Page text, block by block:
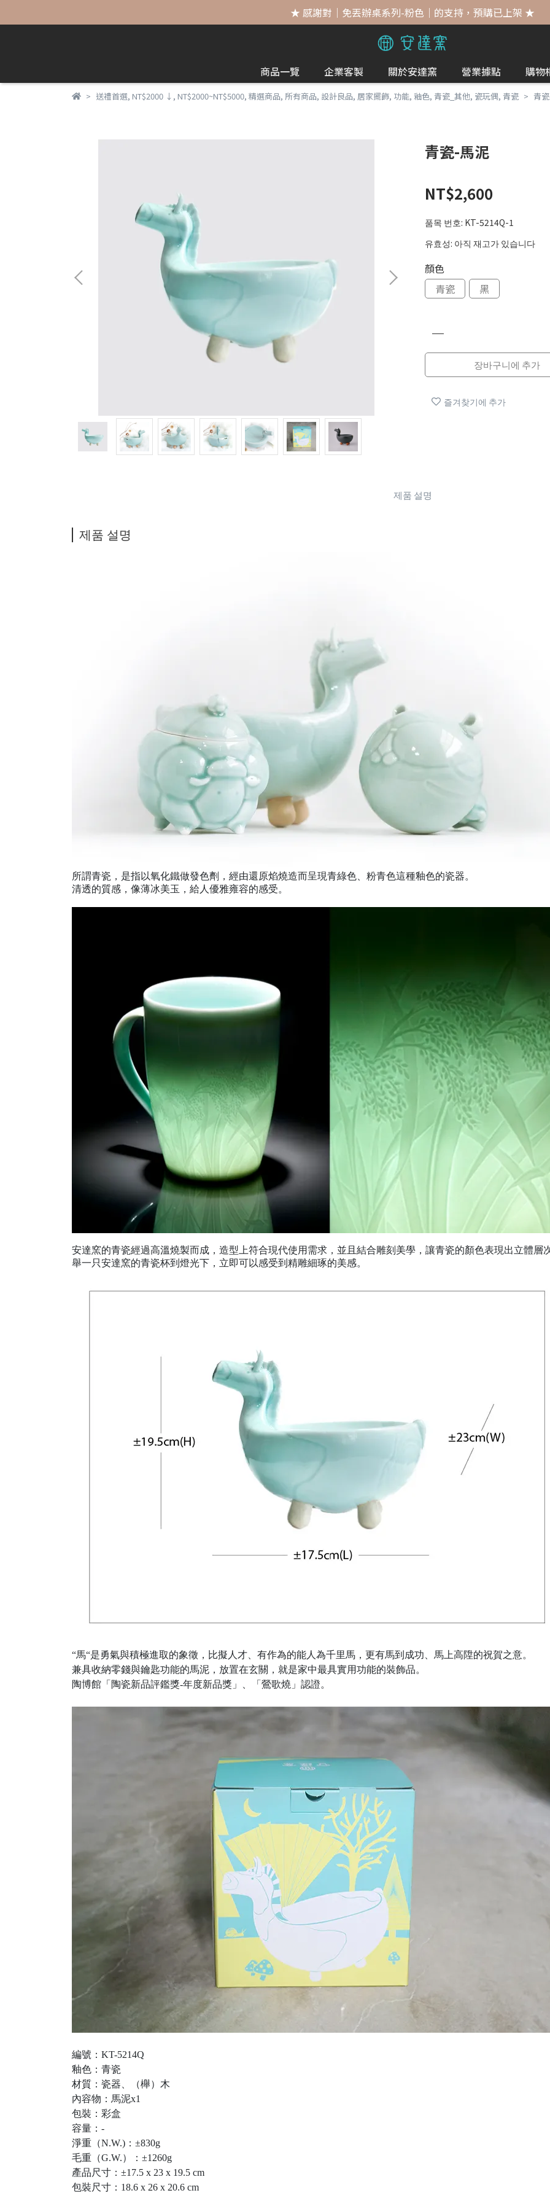
★ 感謝對｜免丟辦桌系列-粉色｜的支持，預購已上架 ★
商品一覽 企業客製 關於安達窯 營業據點 購物
送禮首選, NT$2000 ↓ , NT$2000~NT$5000, 精選商品, 所有商品, 設計良品, 居家擺飾, 功能, 釉色, 青瓷_其他, 瓷玩偶, 青瓷 青
青瓷-馬泥
NT$2,600
품목 번호: KT-5214Q-1
유효성: 아직 재고가 있습니다
顏色
青瓷
黑
장바구니에 추가
즐겨찾기에 추가
제품 설명
제품 설명
所謂青瓷，是指以氧化鐵做發色劑，經由還原焰燒造而呈現青綠色、粉青色這種釉色的瓷器。
清透的質感，像薄冰美玉，給人優雅雍容的感受。
安達窯的青瓷經過高溫燒製而成，造型上符合現代使用需求，並且結合雕刻美學，讓青瓷的顏色表現出立體層
舉一只安達窯的青瓷杯到燈光下， 立即可以感受到精雕細琢的美感。
“馬“是勇氣與積極進取的象徵，比擬人才、有作為的能人為千里馬，更有馬到成功、馬上高陞的祝賀之意。
兼具收納零錢與鑰匙功能的馬泥，放置在玄關，就是家中最具實用功能的裝飾品。
陶博館「陶瓷新品評鑑獎-年度新品獎」、「鶯歌燒」認證。
編號：KT-5214Q
釉色：青瓷
材質：瓷器、（櫸）木
內容物：馬泥x1
包裝：彩盒
容量：-
淨重（N.W.)：±830g
毛重（G.W.）：±1260g
產品尺寸：±17.5 x 23 x 19.5 cm
包裝尺寸：18.6 x 26 x 20.6 cm